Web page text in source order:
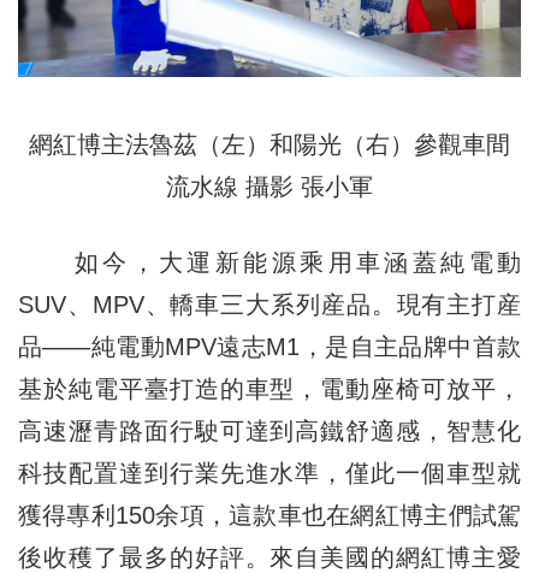
網紅博主法魯茲（左）和陽光（右）參觀車間
流水線 攝影 張小軍
如今，大運新能源乘用車涵蓋純電動
SUV、MPV、轎車三大系列産品。現有主打産
品——純電動MPV遠志M1，是自主品牌中首款
基於純電平臺打造的車型，電動座椅可放平，
高速瀝青路面行駛可達到高鐵舒適感，智慧化
科技配置達到行業先進水準，僅此一個車型就
獲得專利150余項，這款車也在網紅博主們試駕
後收穫了最多的好評。來自美國的網紅博主愛